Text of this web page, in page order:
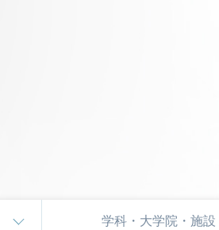
学科・大学院・施設